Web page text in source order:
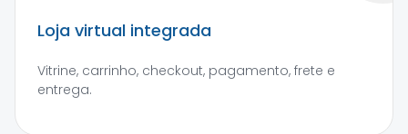
Loja virtual integrada
Vitrine, carrinho, checkout, pagamento, frete e
entrega.